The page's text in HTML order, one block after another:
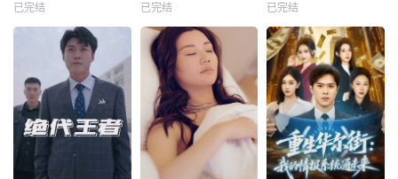
已完结 已完结 已完结